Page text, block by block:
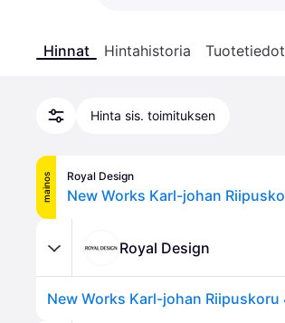
Hinnat Hintahistoria Tuotetiedot
Hinta sis. toimituksen
mainos Royal Design
Royal Design